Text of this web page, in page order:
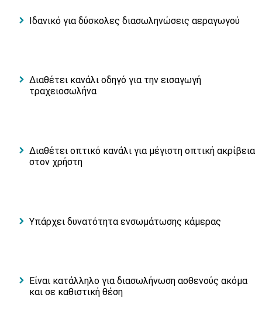
Ιδανικό για δύσκολες διασωληνώσεις αεραγωγού
Διαθέτει κανάλι οδηγό για την εισαγωγή
τραχειοσωλήνα
Διαθέτει οπτικό κανάλι για μέγιστη οπτική ακρίβεια
στον χρήστη
Υπάρχει δυνατότητα ενσωμάτωσης κάμερας
Είναι κατάλληλο για διασωλήνωση ασθενούς ακόμα
και σε καθιστική θέση